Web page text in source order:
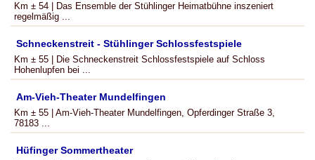
Km ± 54 | Das Ensemble der Stühlinger Heimatbühne inszeniert
regelmäßig ...
Schneckenstreit - Stühlinger Schlossfestspiele
Km ± 55 | Die Schneckenstreit Schlossfestspiele auf Schloss
Hohenlupfen bei ...
Am-Vieh-Theater Mundelfingen
Km ± 55 | Am-Vieh-Theater Mundelfingen, Opferdinger Straße 3,
78183 ...
Hüfinger Sommertheater